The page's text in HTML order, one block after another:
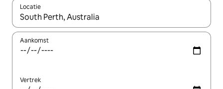
Locatie
Wanneer er resultaten beschikbaar zijn, maak je een keuze
Aankomst
Vertrek